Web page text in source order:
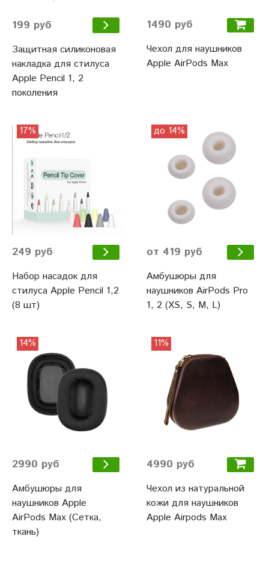
199 руб
Защитная силиконовая
накладка для стилуса
Apple Pencil 1, 2
поколения
1490 руб
Чехол для наушников
Apple AirPods Max
17%
249 руб
Набор насадок для
стилуса Apple Pencil 1,2
(8 шт)
до 14%
от 419 руб
Амбушюры для
наушников AirPods Pro
1, 2 (XS, S, M, L)
14%
2990 руб
Амбушюры для
наушников Apple
AirPods Max (Сетка,
ткань)
11%
4990 руб
Чехол из натуральной
кожи для наушников
Apple Airpods Max